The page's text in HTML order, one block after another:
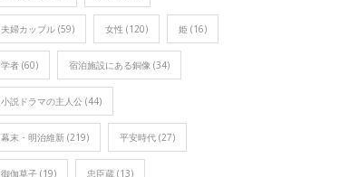
夫婦カップル (59) 女性 (120) 姫 (16)
学者 (60) 宿泊施設にある銅像 (34)
小説ドラマの主人公 (44)
幕末・明治維新 (219) 平安時代 (27)
御伽草子 (19) 忠臣蔵 (13)